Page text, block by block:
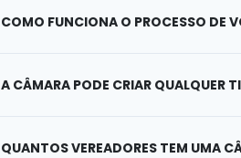
COMO FUNCIONA O PROCESSO DE
A CÂMARA PODE CRIAR QUALQUER
QUANTOS VEREADORES TEM UMA